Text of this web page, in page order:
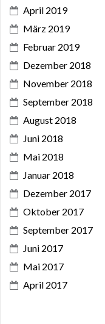
April 2019
März 2019
Februar 2019
Dezember 2018
November 2018
September 2018
August 2018
Juni 2018
Mai 2018
Januar 2018
Dezember 2017
Oktober 2017
September 2017
Juni 2017
Mai 2017
April 2017